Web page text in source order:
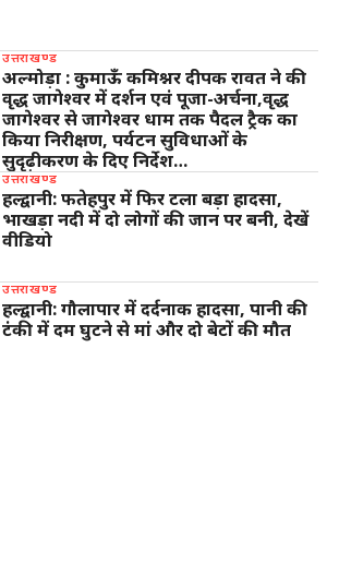
उत्तराखण्ड
अल्मोड़ा : कुमाऊँ कमिश्नर दीपक रावत ने की
वृद्ध जागेश्वर में दर्शन एवं पूजा-अर्चना,वृद्ध
जागेश्वर से जागेश्वर धाम तक पैदल ट्रैक का
किया निरीक्षण, पर्यटन सुविधाओं के
सुदृढ़ीकरण के दिए निर्देश…
उत्तराखण्ड
हल्द्वानी: फतेहपुर में फिर टला बड़ा हादसा,
भाखड़ा नदी में दो लोगों की जान पर बनी, देखें
वीडियो
उत्तराखण्ड
हल्द्वानी: गौलापार में दर्दनाक हादसा, पानी की
टंकी में दम घुटने से मां और दो बेटों की मौत